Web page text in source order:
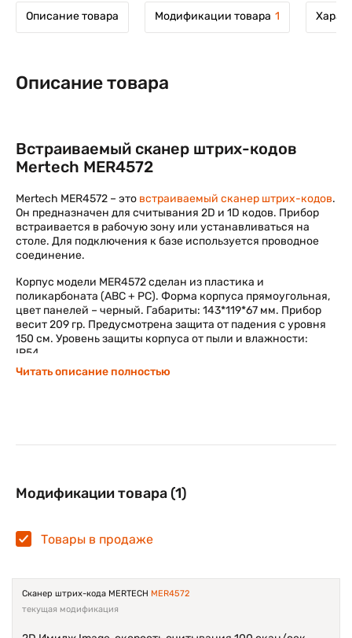
Описание товара Модификации товара 1
Описание товара
Встраиваемый сканер штрих-кодов
Mertech MER4572
Mertech MER4572 – это встраиваемый сканер штрих-кодов.
Он предназначен для считывания 2D и 1D кодов. Прибор
встраивается в рабочую зону или устанавливаться на
столе. Для подключения к базе используется проводное
соединение.
Корпус модели MER4572 сделан из пластика и
поликарбоната (ABC + PC). Форма корпуса прямоугольная,
цвет панелей – черный. Габариты: 143*119*67 мм. Прибор
весит 209 гр. Предусмотрена защита от падения с уровня
150 см. Уровень защиты корпуса от пыли и влажности:
IP54.
Основные характеристики сканера:
минимальная контрастность штрихкода: 20%;
Работа прибора сопровождается звуковой и визуальной
Читать описание полностью
Модификации товара (1)
Товары в продаже
Сканер штрих-кода MERTECH MER4572
текущая модификация